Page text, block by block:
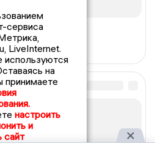
сервиса
LiveInternet.
используются
на
принимаете
настроить
и
сайт